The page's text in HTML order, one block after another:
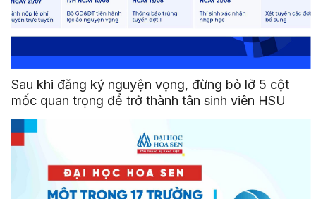
Sau khi đăng ký nguyện vọng, đừng bỏ lỡ 5 cột
mốc quan trọng để trở thành tân sinh viên HSU